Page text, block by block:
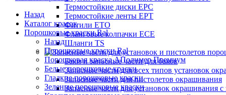
Термостойкие диски EPC
Термостойкие ленты EPT
Фитили ETO
Фланговые колпачки ECE
Шланги TS
Баки и запасные части для баков
Запасные части для всех типов установок
Запасные части для пистолетов окрашивания
Запасные части для установок окрашивания с
Назад
Каталог красок
Порошковые краски Ral
Назад
Порошковые краски Ral
Порошковая краска АПолимер Премиум
Белые порошковые краски
Гладкие порошковые краски
Зеленые порошковые краски